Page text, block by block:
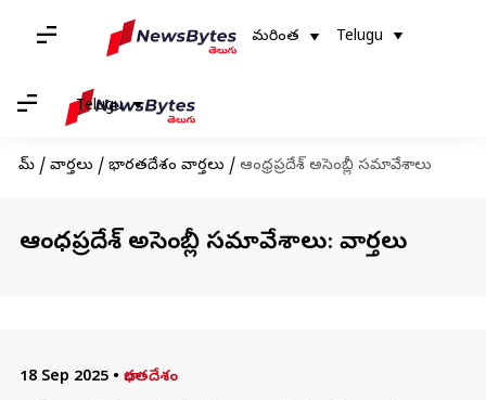
మరింత Telugu
Telugu
హోమ్ / వార్తలు / భారతదేశం వార్తలు / ఆంధ్రప్రదేశ్ అసెంబ్లీ సమావేశాలు
ఆంధ్రప్రదేశ్ అసెంబ్లీ సమావేశాలు: వార్తలు
18 Sep 2025 • భారతదేశం